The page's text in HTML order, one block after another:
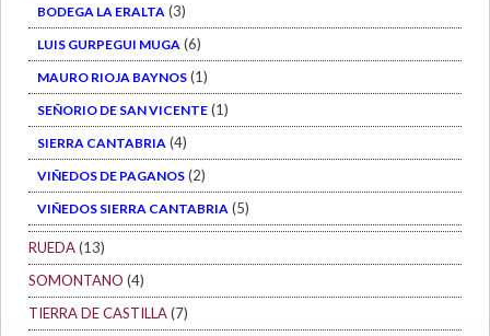
BODEGA LA ERALTA (3)
LUIS GURPEGUI MUGA (6)
MAURO RIOJA BAYNOS (1)
SEÑORIO DE SAN VICENTE (1)
SIERRA CANTABRIA (4)
VIÑEDOS DE PAGANOS (2)
VIÑEDOS SIERRA CANTABRIA (5)
RUEDA(13)
SOMONTANO (4)
TIERRA DE CASTILLA(7)